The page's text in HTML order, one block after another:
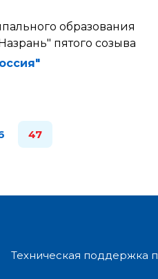
образования
пятого созыва
47
Техническая поддержка